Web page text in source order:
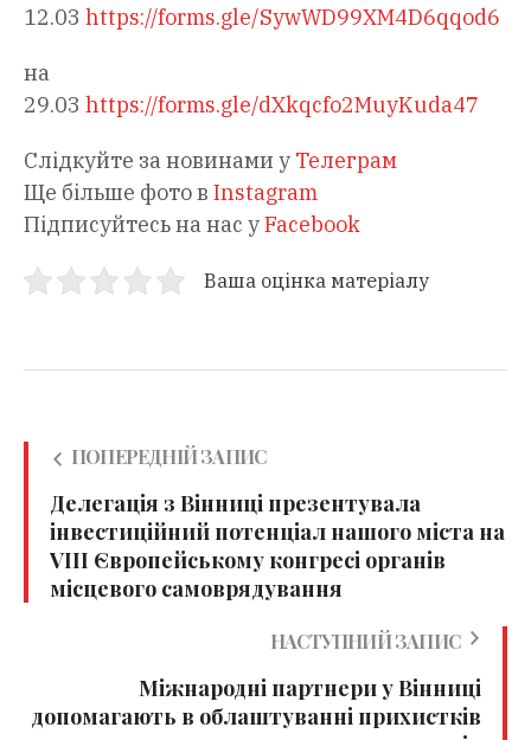
12.03 https://forms.gle/SywWD99XM4D6qqod6
на
29.03 https://forms.gle/dXkqcfo2MuyKuda47
Слідкуйте за новинами у Телеграм
Ще більше фото в Instagram
Підписуйтесь на нас уFacebook
Ваша оцінка матеріалу
ПОПЕРЕДНІЙ ЗАПИС
Делегація з Вінниці презентувала
інвестиційний потенціал нашого міста на
VIII Європейському конгресі органів
місцевого самоврядування
НАСТУПНИЙ ЗАПИС
Міжнародні партнери у Вінниці
допомагають в облаштуванні прихистків